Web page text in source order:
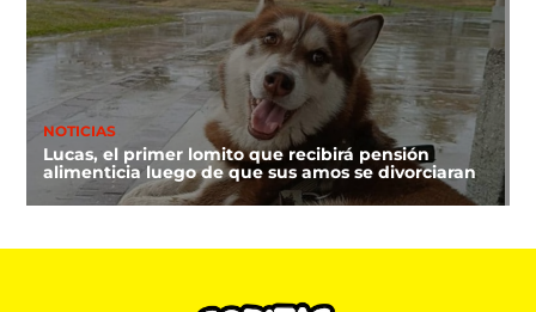
NOTICIAS
Lucas, el primer lomito que recibirá pensión
alimenticia luego de que sus amos se divorciaran